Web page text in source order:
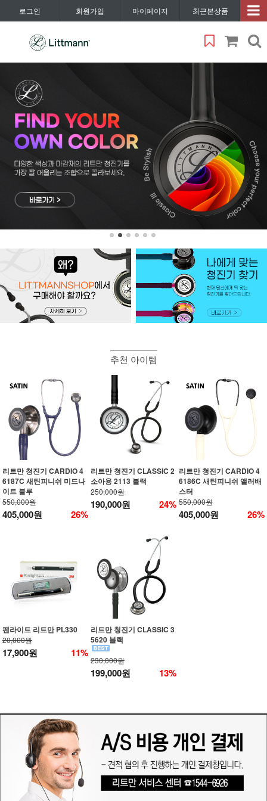
로그인 회원가입 마이페이지 최근본상품
추천 아이템
리트만 청진기 CARDIO 4
6187C 새틴피니쉬 미드나
이트 블루
550,000원
405,000원 26%
리트만 청진기 CLASSIC 2
소아용 2113 블랙
250,000원
190,000원 24%
리트만 청진기 CARDIO 4
6186C 새틴피니쉬 앨러배
스터
550,000원
405,000원 26%
펜라이트 리트만 PL330
20,000원
17,900원 11%
리트만 청진기 CLASSIC 3
5620 블랙
230,000원
199,000원 13%